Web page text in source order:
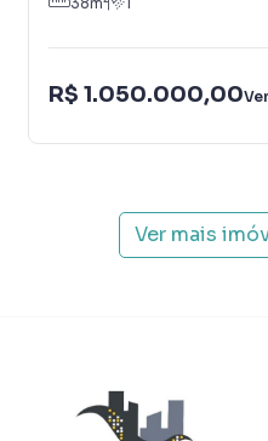
R$ 1.050.000,00
Ver mais